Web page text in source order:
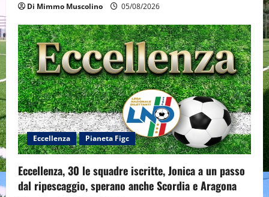
Di Mimmo Muscolino 05/08/2026
Eccellenza Pianeta Figc
Eccellenza, 30 le squadre iscritte, Jonica a un passo
dal ripescaggio, sperano anche Scordia e Aragona